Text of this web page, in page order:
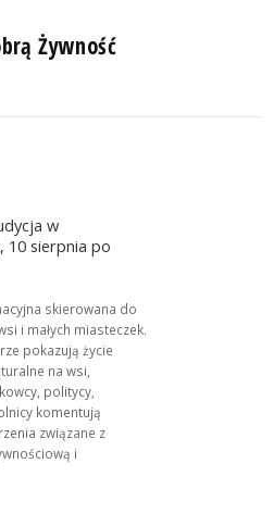
Żywność
w
10 sierpnia po
skierowana do
i małych miasteczek.
pokazują życie
na wsi,
politycy,
komentują
związane z
i